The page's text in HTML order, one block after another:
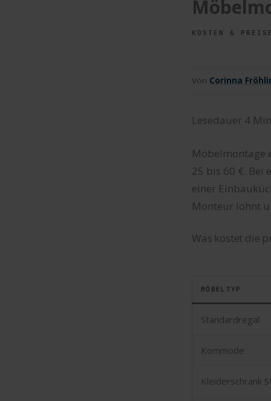
KOSTEN & PREISE
Von Corinna
Lesedauer 4
Möbelmontage
25 bis 60 €. Bei
einer
Monteur lohnt
Was kostet die
MÖBELTYP
Standardregal
Kommode
Kleiderschrank